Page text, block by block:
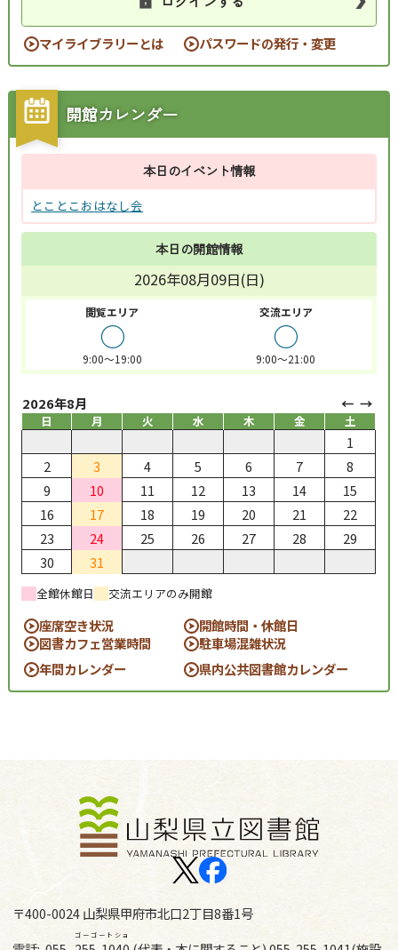
マイライブラリーとは パスワードの発行・変更
開館カレンダー
本日のイベント情報
とことこおはなし会
本日の開館情報
2026年08月09日(日)
閲覧エリア
○
9:00～19:00
交流エリア
○
9:00～21:00
2026年8月
日 月 火 水 木 金 土
1
2
3 4 5 6 7
8
9
10 11 12 13 14
15
16
17 18 19 20 21
22
23
24 25 26 27 28
29
30
31
全館休館日 交流エリアのみ開館
座席空き状況
開館時間・休館日
図書カフェ営業時間
駐車場混雑状況
年間カレンダー
県内公共図書館カレンダー
〒400-0024 山梨県甲府市北口2丁目8番1号
ゴーゴートショ